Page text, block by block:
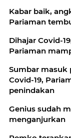
Kabar baik,
Pariaman
Dihajar Covid-
Pariaman
Sumbar masuk
Covid-19,
penindakan
Genius sudah
menganjurkan